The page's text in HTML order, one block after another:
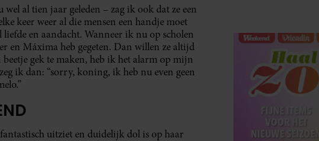
al tien jaar geleden – zag ik ook dat ze een
keer weer al die mensen een handje moet
en aandacht. Wanneer ik nu op scholen
Máxima heb gegeten. Dan willen ze altijd
gek te maken, heb ik het alarm op mijn
ik dan: “sorry, koning, ik heb nu even geen
uitziet en duidelijk dol is op haar